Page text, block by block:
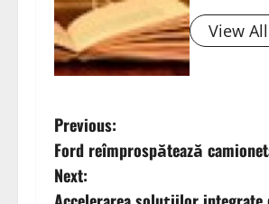
View
P
o
Previous:
Ford reîmprospătează
Next: